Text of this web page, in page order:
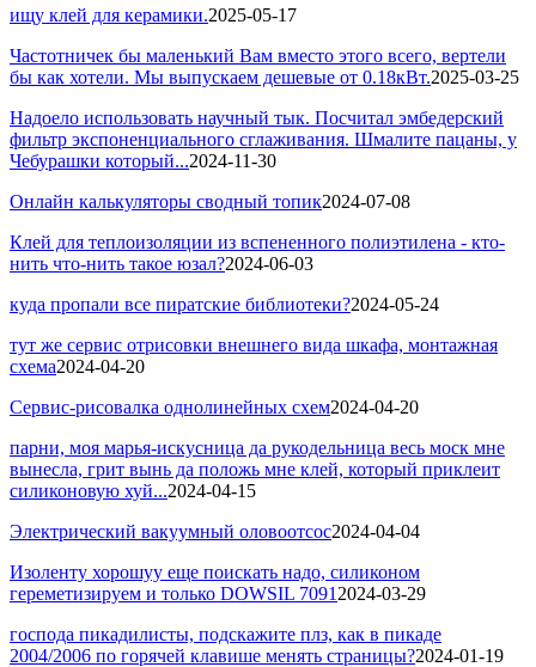
ищу клей для керамики.2025-05-17
Частотничек бы маленький Вам вместо этого всего, вертели
бы как хотели. Мы выпускаем дешевые от 0.18кВт.2025-03-25
Надоело использовать научный тык. Посчитал эмбедерский
фильтр экспоненциального сглаживания. Шмалите пацаны, у
Чебурашки который...2024-11-30
Онлайн калькуляторы сводный топик2024-07-08
Клей для теплоизоляции из вспененного полиэтилена - кто-
нить что-нить такое юзал?2024-06-03
куда пропали все пиратские библиотеки?2024-05-24
тут же сервис отрисовки внешнего вида шкафа, монтажная
схема2024-04-20
Сервис-рисовалка однолинейных схем2024-04-20
парни, моя марья-искусница да рукодельница весь моск мне
вынесла, грит вынь да положь мне клей, который приклеит
силиконовую хуй...2024-04-15
Электрический вакуумный оловоотсос2024-04-04
Изоленту хорошуу еще поискать надо, силиконом
гереметизируем и только DOWSIL 7091 2024-03-29
господа пикадилисты, подскажите плз, как в пикаде
2004/2006 по горячей клавише менять страницы?2024-01-19